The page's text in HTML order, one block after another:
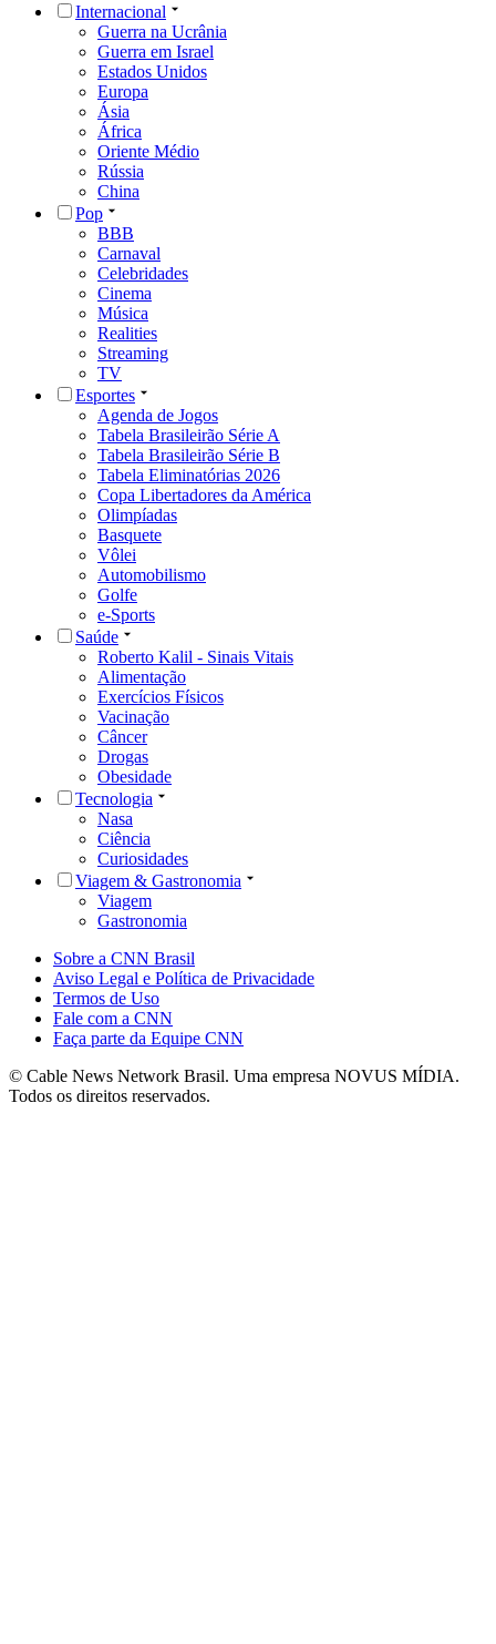
Internacional
Guerra na Ucrânia
Guerra em Israel
Estados Unidos
Europa
Ásia
África
Oriente Médio
Rússia
China
Pop
BBB
Carnaval
Celebridades
Cinema
Música
Realities
Streaming
TV
Esportes
Agenda de Jogos
Tabela Brasileirão Série A
Tabela Brasileirão Série B
Tabela Eliminatórias 2026
Copa Libertadores da América
Olimpíadas
Basquete
Vôlei
Automobilismo
Golfe
e-Sports
Saúde
Roberto Kalil - Sinais Vitais
Alimentação
Exercícios Físicos
Vacinação
Câncer
Drogas
Obesidade
Tecnologia
Nasa
Ciência
Curiosidades
Viagem & Gastronomia
Viagem
Gastronomia
Sobre a CNN Brasil
Aviso Legal e Política de Privacidade
Termos de Uso
Fale com a CNN
Faça parte da Equipe CNN
© Cable News Network Brasil. Uma empresa NOVUS MÍDIA.
Todos os direitos reservados.